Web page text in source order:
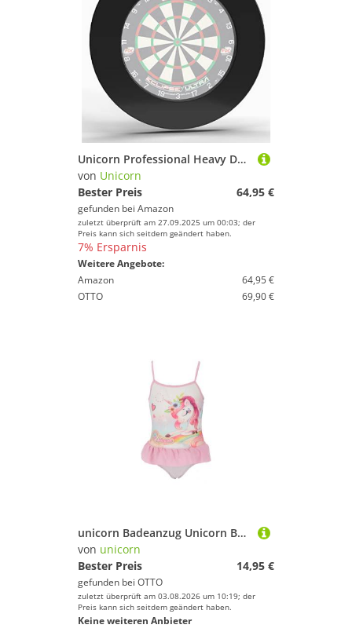
Unicorn Professional Heavy Duty Dartboard Surround, schwarz
von Unicorn
Bester Preis
64,95 €
gefunden bei Amazon
zuletzt überprüft am 27.09.2025 um 00:03; der
Preis kann sich seitdem geändert haben.
7% Ersparnis
Weitere Angebote:
Amazon
64,95 €
OTTO
69,90 €
unicorn Badeanzug Unicorn Badeanzug für Mädchen Badebekleidung für sonnige Strandtage
von unicorn
Bester Preis
14,95 €
gefunden bei OTTO
zuletzt überprüft am 03.08.2026 um 10:19; der
Preis kann sich seitdem geändert haben.
Keine weiteren Anbieter